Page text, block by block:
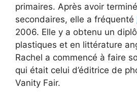
primaires. Après avoir
secondaires, elle a fréquenté
2006. Elle y a obtenu un
plastiques et en littérature
Rachel a commencé à faire
qui était celui d’éditrice de
Vanity Fair.